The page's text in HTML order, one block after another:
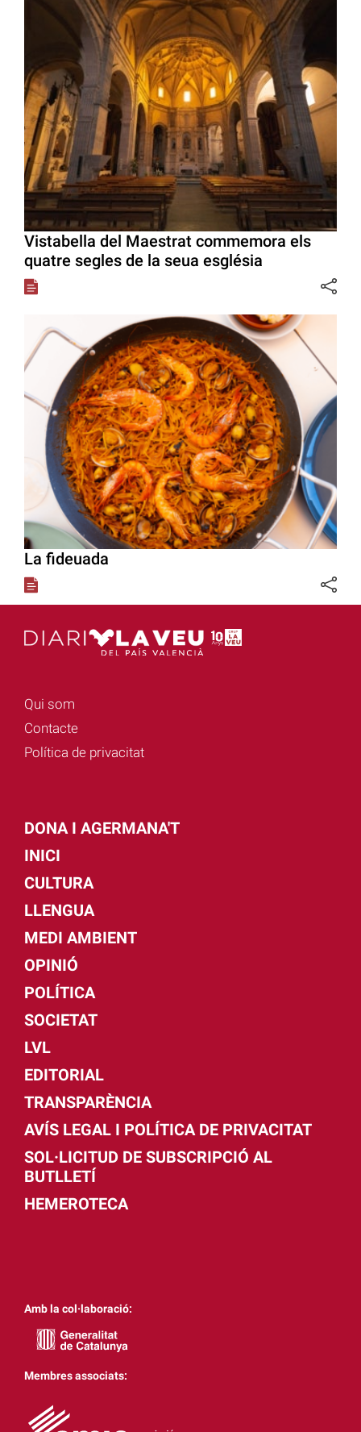
Vistabella del Maestrat commemora els
quatre segles de la seua església
La fideuada
Qui som
Contacte
Política de privacitat
DONA I AGERMANA'T
INICI
CULTURA
LLENGUA
MEDI AMBIENT
OPINIÓ
POLÍTICA
SOCIETAT
LVL
EDITORIAL
TRANSPARÈNCIA
AVÍS LEGAL I POLÍTICA DE PRIVACITAT
SOL·LICITUD DE SUBSCRIPCIÓ AL
BUTLLETÍ
HEMEROTECA
Amb la col·laboració:
Membres associats: